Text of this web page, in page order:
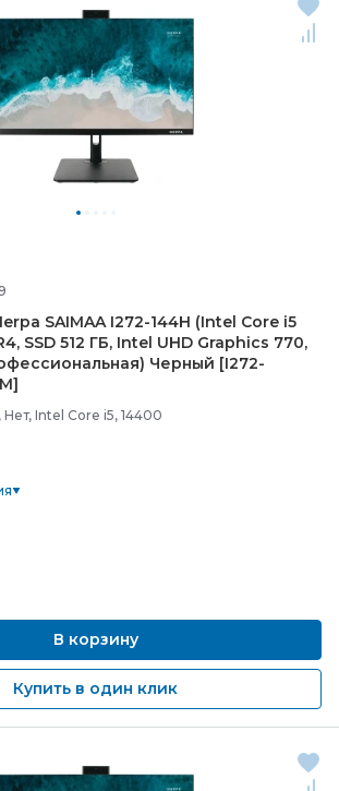
SAIMAA I272-144H (Intel Core i5
SSD 512 ГБ, Intel UHD Graphics 770,
Черный [I272-
Нет, Intel Core i5, 14400
В корзину
Купить в один клик